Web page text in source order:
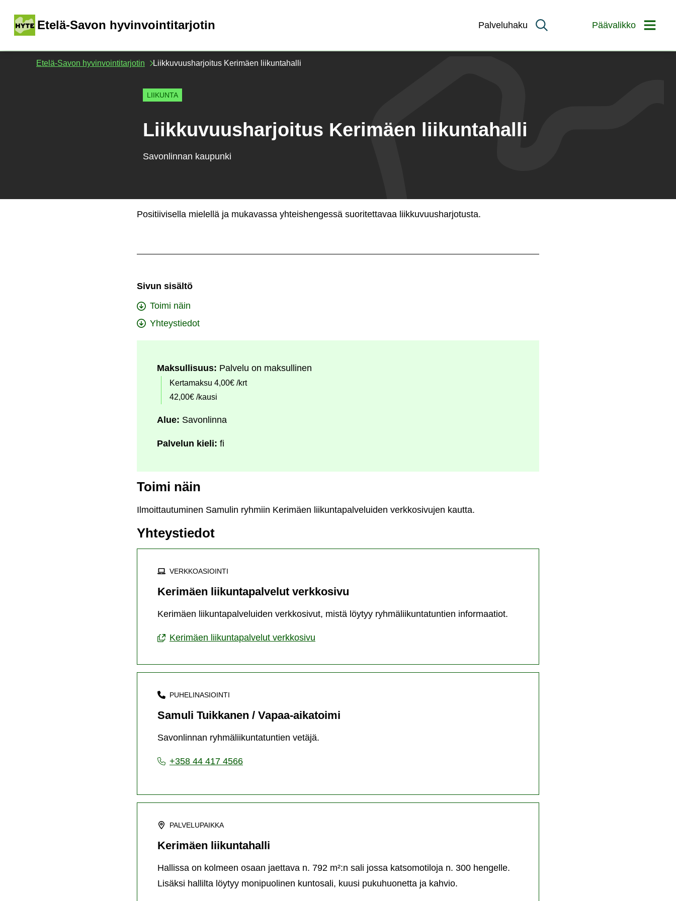
sisältöön
Etelä-Savon hyvinvointitarjotin Palveluhaku Päävalikko
Etelä-Savon hyvinvointitarjotin Liikkuvuusharjoitus Kerimäen liikuntahalli
LIIKUNTA
Liikkuvuusharjoitus Kerimäen liikuntahalli
Savonlinnan kaupunki
Positiivisella mielellä ja mukavassa yhteishengessä suoritettavaa liikkuvuusharjotusta.
Sivun sisältö
Toimi näin
Yhteystiedot
Maksullisuus: Palvelu on maksullinen
Kertamaksu 4,00€ /krt
42,00€ /kausi
Alue: Savonlinna
Palvelun kieli: fi
Toimi näin
Ilmoittautuminen Samulin ryhmiin Kerimäen liikuntapalveluiden verkkosivujen kautta.
Yhteystiedot
VERKKOASIOINTI
Kerimäen liikuntapalvelut verkkosivu
Kerimäen liikuntapalveluiden verkkosivut, mistä löytyy ryhmäliikuntatuntien informaatiot.
Kerimäen liikuntapalvelut verkkosivu
PUHELINASIOINTI
Samuli Tuikkanen / Vapaa-aikatoimi
Savonlinnan ryhmäliikuntatuntien vetäjä.
+358 44 417 4566
PALVELUPAIKKA
Kerimäen liikuntahalli
Hallissa on kolmeen osaan jaettava n. 792 m²:n sali jossa katsomotiloja n. 300 hengelle.
Lisäksi hallilta löytyy monipuolinen kuntosali, kuusi pukuhuonetta ja kahvio.